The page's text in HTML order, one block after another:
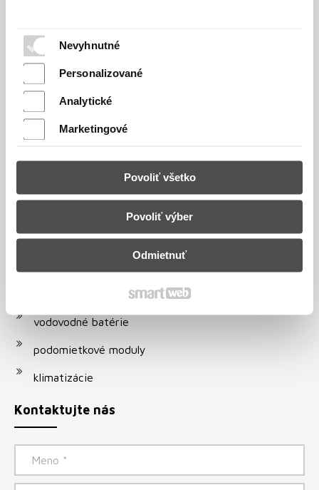
Nevyhnutné
Personalizované
Analytické
Marketingové
Odmietnuť
Povoliť výber
Povoliť všetko
+421 38 5320 167
+421 944 290 375
info@recos.sk
Predaj a servis
kondenzačné kotle
gamatky
vodovodné batérie
podomietkové moduly
klimatizácie
Kontaktujte nás